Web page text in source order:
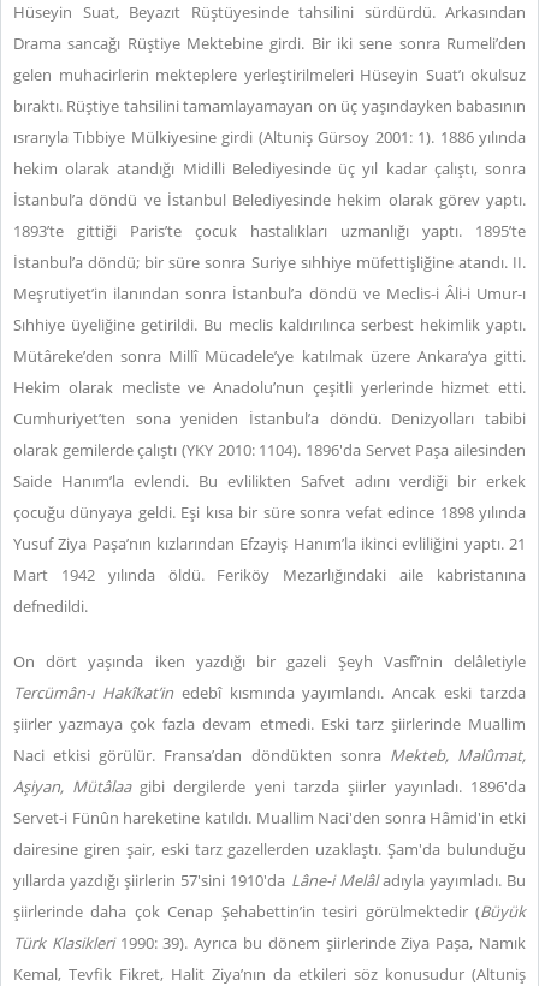
Hüseyin Suat, Beyazıt Rüştüyesinde tahsilini sürdürdü. Arkasından
Drama sancağı Rüştiye Mektebine girdi. Bir iki sene sonra Rumeli’den
gelen muhacirlerin mekteplere yerleştirilmeleri Hüseyin Suat’ı okulsuz
bıraktı. Rüştiye tahsilini tamamlayamayan on üç yaşındayken babasının
ısrarıyla Tıbbiye Mülkiyesine girdi (Altuniş Gürsoy 2001: 1). 1886 yılında
hekim olarak atandığı Midilli Belediyesinde üç yıl kadar çalıştı, sonra
İstanbul’a döndü ve İstanbul Belediyesinde hekim olarak görev yaptı.
1893’te gittiği Paris’te çocuk hastalıkları uzmanlığı yaptı. 1895’te
İstanbul’a döndü; bir süre sonra Suriye sıhhiye müfettişliğine atandı. II.
Meşrutiyet’in ilanından sonra İstanbul’a döndü ve Meclis-i Âli-i Umur-ı
Sıhhiye üyeliğine getirildi. Bu meclis kaldırılınca serbest hekimlik yaptı.
Mütâreke’den sonra Millî Mücadele’ye katılmak üzere Ankara’ya gitti.
Hekim olarak mecliste ve Anadolu’nun çeşitli yerlerinde hizmet etti.
Cumhuriyet’ten sona yeniden İstanbul’a döndü. Denizyolları tabibi
olarak gemilerde çalıştı (YKY 2010: 1104). 1896'da Servet Paşa ailesinden
Saide Hanım’la evlendi. Bu evlilikten Safvet adını verdiği bir erkek
çocuğu dünyaya geldi. Eşi kısa bir süre sonra vefat edince 1898 yılında
Yusuf Ziya Paşa’nın kızlarından Efzayiş Hanım’la ikinci evliliğini yaptı. 21
Mart 1942 yılında öldü. Feriköy Mezarlığındaki aile kabristanına
defnedildi.
On dört yaşında iken yazdığı bir gazeli Şeyh Vasfî’nin delâletiyle
Tercümân-ı Hakîkat’in edebî kısmında yayımlandı. Ancak eski tarzda
şiirler yazmaya çok fazla devam etmedi. Eski tarz şiirlerinde Muallim
Naci etkisi görülür. Fransa’dan döndükten sonra Mekteb, Malûmat,
Aşiyan, Mütâlaagibi dergilerde yeni tarzda şiirler yayınladı. 1896'da
Servet-i Fünûn hareketine katıldı. Muallim Naci'den sonra Hâmid'in etki
dairesine giren şair, eski tarz gazellerden uzaklaştı. Şam'da bulunduğu
yıllarda yazdığı şiirlerin 57'sini 1910'da Lâne-i Melâladıyla yayımladı. Bu
şiirlerinde daha çok Cenap Şehabettin’in tesiri görülmektedir (Büyük
Türk Klasikleri1990: 39). Ayrıca bu dönem şiirlerinde Ziya Paşa, Namık
Kemal, Tevfik Fikret, Halit Ziya’nın da etkileri söz konusudur (Altuniş